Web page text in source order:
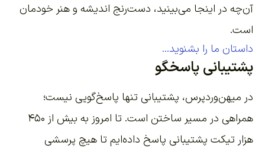
آن‌چه در اینجا می‌بینید، دست‌رنج اندیشه و هنر خودمان
است.
داستان ما را بشنوید...
پشتیبانی پاسخگو
در میهن‌وردپرس، پشتیبانی تنها پاسخ‌گویی نیست؛
همراهی در مسیر ساختن است. تا امروز به بیش از ۴۵۰
هزار تیکت پشتیبانی پاسخ داده‌ایم تا هیچ پرسشی